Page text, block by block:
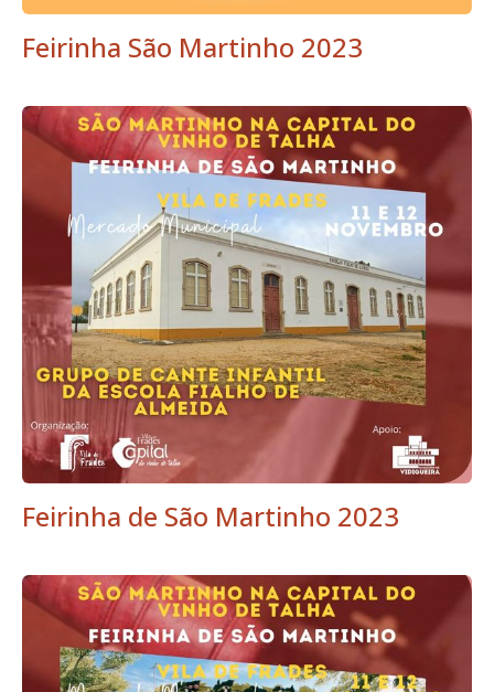
Feirinha São Martinho 2023
Feirinha de São Martinho 2023